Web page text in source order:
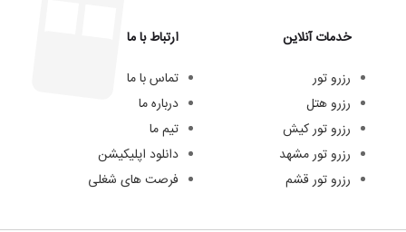
خدمات آنلاین
رزرو تور
رزرو هتل
رزرو تور کیش
رزرو تور مشهد
رزرو تور قشم
ارتباط با ما
تماس با ما
درباره ما
تیم ما
دانلود اپلیکیشن
فرصت های شغلی